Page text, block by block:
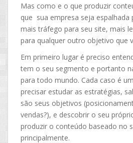
Mas como e o que produzir
que sua empresa seja espalhada
mais tráfego para seu site, mais
para qualquer outro objetivo que
Em primeiro lugar é preciso
tem o seu segmento e portanto
para todo mundo. Cada caso é
precisar estudar as estratégias,
são seus objetivos
vendas?), e descobrir o seu
produzir o conteúdo baseado no
principalmente.